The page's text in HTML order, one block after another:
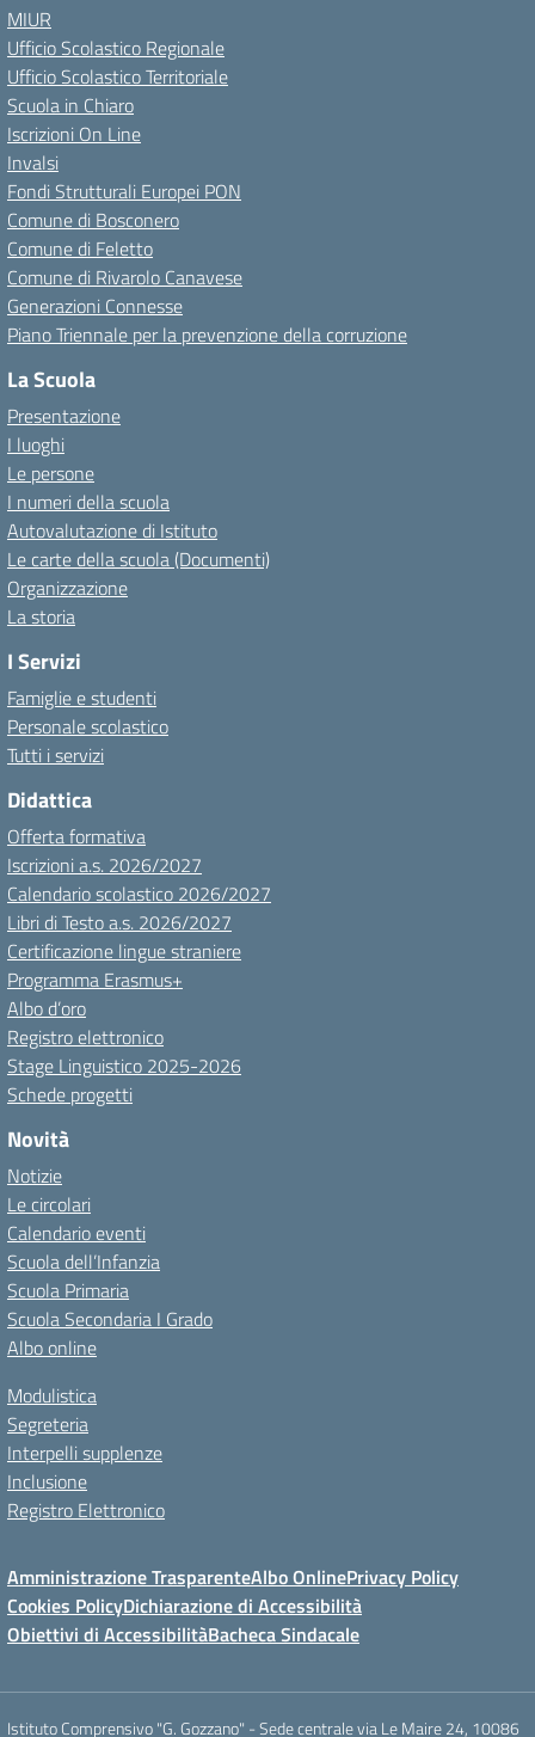
MIUR
Ufficio Scolastico Regionale
Ufficio Scolastico Territoriale
Scuola in Chiaro
Iscrizioni On Line
Invalsi
Fondi Strutturali Europei PON
Comune di Bosconero
Comune di Feletto
Comune di Rivarolo Canavese
Generazioni Connesse
Piano Triennale per la prevenzione della corruzione
La Scuola
Presentazione
I luoghi
Le persone
I numeri della scuola
Autovalutazione di Istituto
Le carte della scuola (Documenti)
Organizzazione
La storia
I Servizi
Famiglie e studenti
Personale scolastico
Tutti i servizi
Didattica
Offerta formativa
Iscrizioni a.s. 2026/2027
Calendario scolastico 2026/2027
Libri di Testo a.s. 2026/2027
Certificazione lingue straniere
Programma Erasmus+
Albo d’oro
Registro elettronico
Stage Linguistico 2025-2026
Schede progetti
Novità
Notizie
Le circolari
Calendario eventi
Scuola dell’Infanzia
Scuola Primaria
Scuola Secondaria I Grado
Albo online
Modulistica
Segreteria
Interpelli supplenze
Inclusione
Registro Elettronico
Amministrazione TrasparenteAlbo OnlinePrivacy Policy
Cookies PolicyDichiarazione di Accessibilità
Obiettivi di AccessibilitàBacheca Sindacale
Istituto Comprensivo "G. Gozzano" - Sede centrale via Le Maire 24, 10086